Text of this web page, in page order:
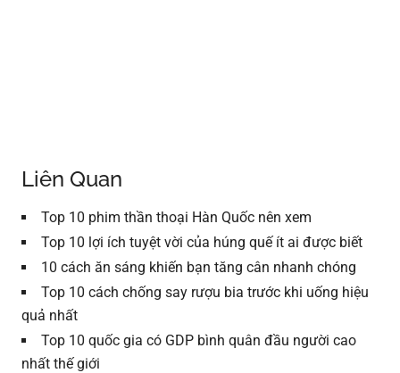
Liên Quan
Top 10 phim thần thoại Hàn Quốc nên xem
Top 10 lợi ích tuyệt vời của húng quế ít ai được biết
10 cách ăn sáng khiến bạn tăng cân nhanh chóng
Top 10 cách chống say rượu bia trước khi uống hiệu
quả nhất
Top 10 quốc gia có GDP bình quân đầu người cao
nhất thế giới